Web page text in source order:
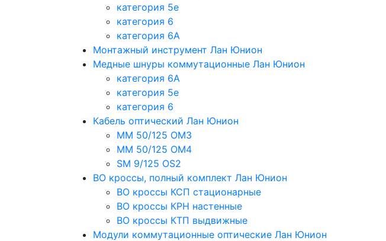
категория 5е
категория 6
категория 6A
Монтажный инструмент Лан Юнион
Медные шнуры коммутационные Лан Юнион
категория 6A
категория 5e
категория 6
Кабель оптический Лан Юнион
MM 50/125 OM3
MM 50/125 OM4
SM 9/125 OS2
ВО кроссы, полный комплект Лан Юнион
ВО кроссы КСП стационарные
ВО кроссы КРН настенные
ВО кроссы КТП выдвижные
Модули коммутационные оптические Лан Юнион